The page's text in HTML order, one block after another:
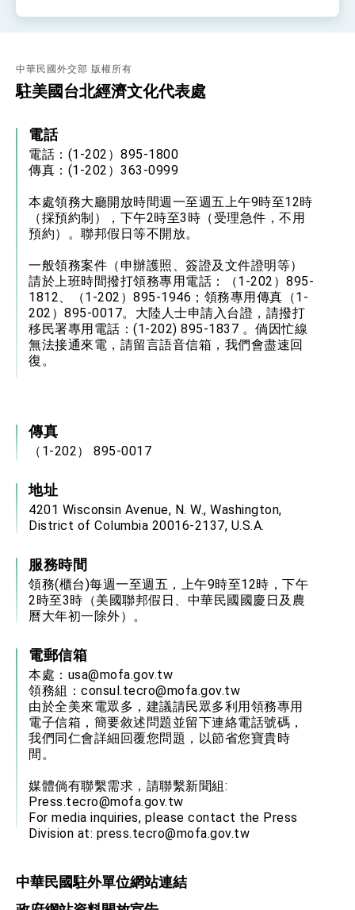
中華民國外交部 版權所有
駐美國台北經濟文化代表處
電話
電話：(1-202）895-1800
傳真：(1-202）363-0999
本處領務大廳開放時間週一至週五上午9時至12時
（採預約制），下午2時至3時（受理急件，不用
預約）。聯邦假日等不開放。
一般領務案件（申辦護照、簽證及文件證明等）
請於上班時間撥打領務專用電話：（1-202）895-
1812、（1-202）895-1946；領務專用傳真（1-
202）895-0017。大陸人士申請入台證，請撥打
移民署專用電話：(1-202) 895-1837 。倘因忙線
無法接通來電，請留言語音信箱，我們會盡速回
復。
傳真
（1-202） 895-0017
地址
4201 Wisconsin Avenue, N. W., Washington,
District of Columbia 20016-2137, U.S.A.
服務時間
領務(櫃台)每週一至週五，上午9時至12時，下午
2時至3時（美國聯邦假日、中華民國國慶日及農
曆大年初一除外）。
電郵信箱
本處： usa@mofa.gov.tw
領務組： consul.tecro@mofa.gov.tw
由於全美來電眾多，建議請民眾多利用領務專用
電子信箱，簡要敘述問題並留下連絡電話號碼，
我們同仁會詳細回覆您問題，以節省您寶貴時
間。
媒體倘有聯繫需求，請聯繫新聞組:
Press.tecro@mofa.gov.tw
For media inquiries, please contact the Press
Division at: press.tecro@mofa.gov.tw
中華民國駐外單位網站連結